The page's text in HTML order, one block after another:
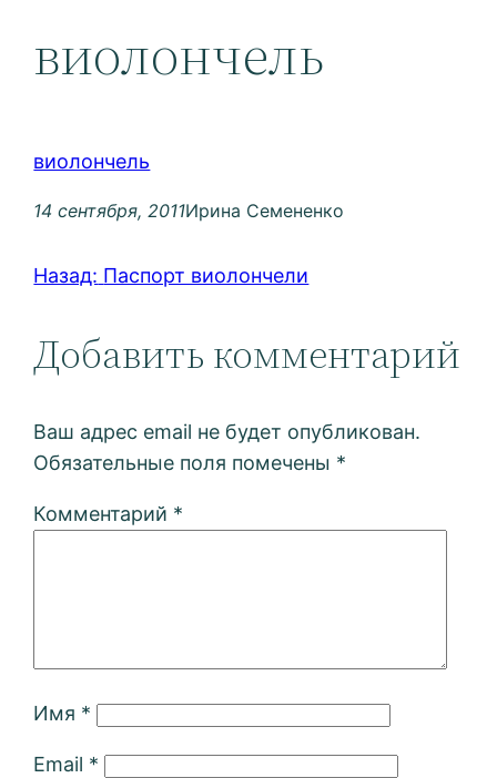
виолончель
виолончель
14 сентября, 2011Ирина Семененко
Назад: Паспорт виолончели
Добавить комментарий
Ваш адрес email не будет опубликован.
Обязательные поля помечены *
Комментарий *
Имя *
Email *